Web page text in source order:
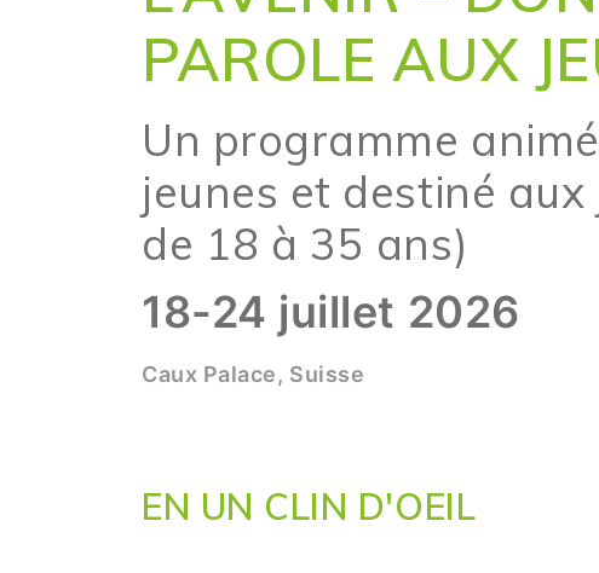
PAROLE AUX
Un programme
jeunes et destiné aux
de 18 à 35 ans)
18-24 juillet 2026
Caux Palace, Suisse
EN UN CLIN D'OEIL